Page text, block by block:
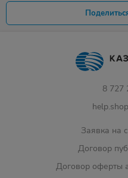
8 727
Заявка на
Договор
Договор оферты